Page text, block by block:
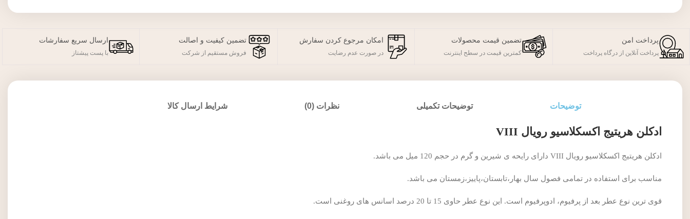
پرداخت امن
پرداخت آنلاین از درگاه پرداخت
تضمین قیمت محصولات
کمترین قیمت در سطح اینترنت
امکان مرجوع کردن سفارش
در صورت عدم رضایت
تضمین کیفیت و اصالت
فروش مستقیم از شرکت
ارسال سریع سفارشات
با پست پیشتاز
توضیحات توضیحات تکمیلی نظرات (0) شرایط ارسال کالا
ادکلن هریتیج اکسکلاسیو رویال VIII
ادکلن هریتیج اکسکلاسیو رویال VIII دارای رایحه ی شیرین و گرم در حجم 120 میل می باشد.
مناسب برای استفاده در تمامی فصول سال بهار،تابستان،پاییز،زمستان می باشد.
قوی ترین نوع عطر بعد از پرفیوم، ادوپرفیوم است. این نوع عطر حاوی 15 تا 20 درصد اسانس های روغنی است.